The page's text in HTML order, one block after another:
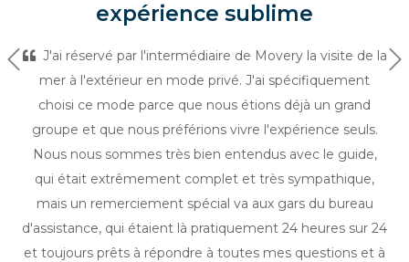
expérience sublime
J'ai réservé par l'intermédiaire de Movery la visite de la
mer à l'extérieur en mode privé. J'ai spécifiquement
choisi ce mode parce que nous étions déjà un grand
groupe et que nous préférions vivre l'expérience seuls.
Nous nous sommes très bien entendus avec le guide,
qui était extrêmement complet et très sympathique,
mais un remerciement spécial va aux gars du bureau
d'assistance, qui étaient là pratiquement 24 heures sur 24
et toujours prêts à répondre à toutes mes questions et à
Précédent